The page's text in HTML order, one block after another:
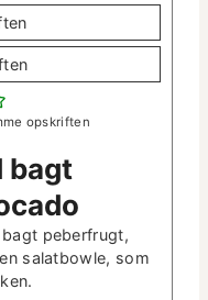
opskriften
bagt
peber­frugt,
salat­bowle, som